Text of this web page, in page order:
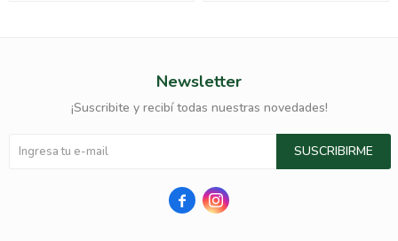
Newsletter
¡Suscribite y recibí todas nuestras novedades!
SUSCRIBIRME
 